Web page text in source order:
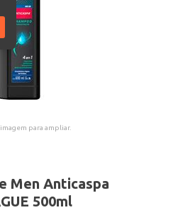
para ampliar.
Men Anticaspa
500ml